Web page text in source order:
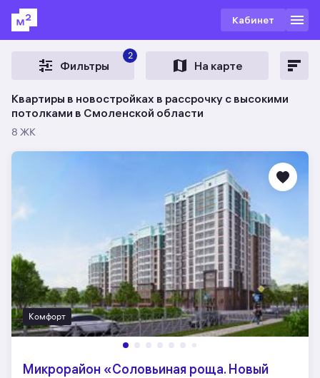
Кабинет
Фильтры
2
На карте
Квартиры в новостройках в рассрочку c высокими
потолками в Смоленской области
8 ЖК
Комфорт
Микрорайон «Соловьиная роща. Новый